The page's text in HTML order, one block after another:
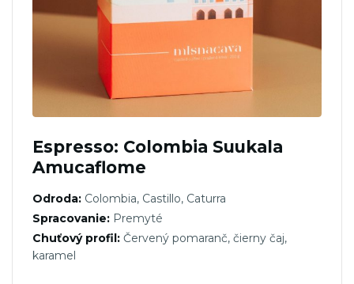
Espresso: Colombia Suukala
Amucaflome
Odroda: Colombia, Castillo, Caturra
Spracovanie: Premyté
Chuťový profil: Červený pomaranč, čierny čaj,
karamel